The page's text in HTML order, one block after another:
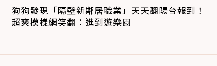
狗狗發現「隔壁新鄰居職業」天天翻陽台報到！
超爽模樣網笑翻：進到遊樂園